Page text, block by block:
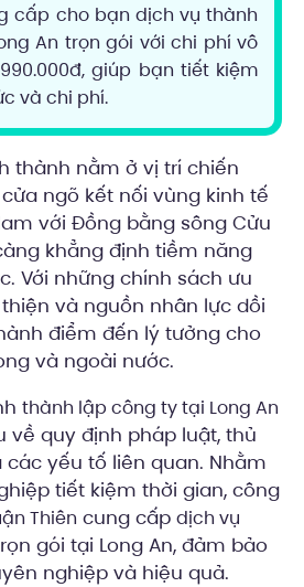
cấp cho bạn dịch vụ thành
An trọn gói với chi phí vô
giúp bạn tiết kiệm
và chi phí.
thành nằm ở vị trí chiến
ngõ kết nối vùng kinh tế
với Đồng bằng sông Cửu
khẳng định tiềm năng
Với những chính sách ưu
và nguồn nhân lực dồi
điểm đến lý tưởng cho
và ngoài nước.
thành lập công ty tại Long An
về quy định pháp luật, thủ
yếu tố liên quan. Nhằm
tiết kiệm thời gian, công
Thiên cung cấp dịch vụ
gói tại Long An, đảm bảo
nghiệp và hiệu quả.